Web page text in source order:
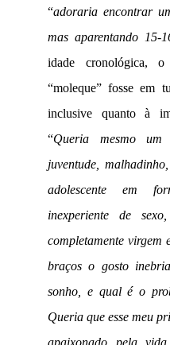
“adoraria encontrar
mas aparentando 15-
idade cronológica,
“moleque” fosse em
inclusive quanto à
“Queria mesmo
juventude,
adolescente em
inexperiente de
completamente virgem
braços o gosto
sonho, e qual é o
Queria que esse meu